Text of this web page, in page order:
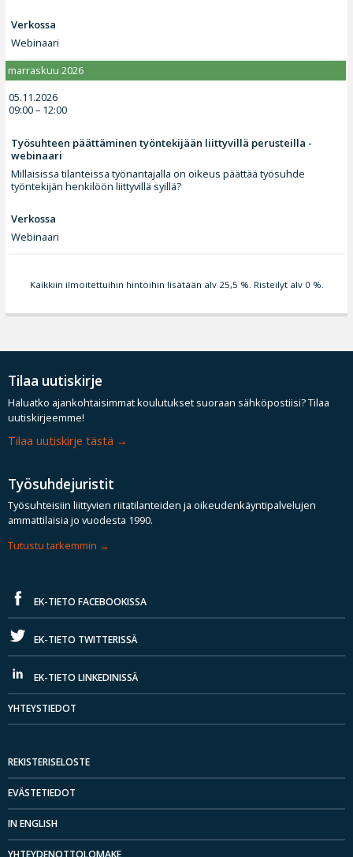
Verkossa
Webinaari
marraskuu 2026
05.11.2026
09:00 – 12:00
Työsuhteen päättäminen työntekijään liittyvillä perusteilla -
webinaari
Millaisissa tilanteissa työnantajalla on oikeus päättää työsuhde
työntekijän henkilöön liittyvillä syillä?
Verkossa
Webinaari
Kaikkiin ilmoitettuihin hintoihin lisätään alv 25,5 %. Risteilyt alv 0 %.
Tilaa uutiskirje
Haluatko ajankohtaisimmat koulutukset suoraan sähköpostiisi? Tilaa
uutiskirjeemme!
Tilaa uutiskirje tästä
Työsuhdejuristit
Työsuhteisiin liittyvien riitatilanteiden ja oikeudenkäyntipalvelujen
ammattilaisia jo vuodesta 1990.
Tutustu tarkemmin
EK-TIETO FACEBOOKISSA
EK-TIETO TWITTERISSÄ
EK-TIETO LINKEDINISSÄ
YHTEYSTIEDOT
REKISTERISELOSTE
EVÄSTETIEDOT
IN ENGLISH
YHTEYDENOTTOLOMAKE